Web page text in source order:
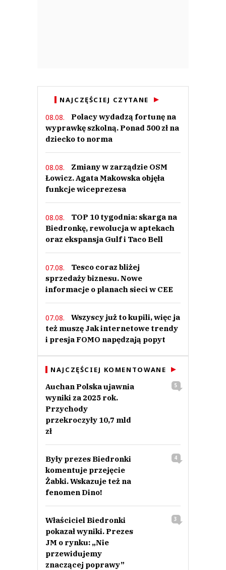
This comment was minimized by the moderator on the site
Chyba ktoś tu nie zna definicji słów 'sztuczna inteligencja'. Mam nadzieję że
ten kto tworzy te artykuły ma czasem wyrzuty sumienia, że ciągle ludzi w
błąd wprowadza
Groszek
0
Imię (Wymagane)
Anuluj
Prześlij komentarz
NAJCZĘŚCIEJ CZYTANE
08.08.
Polacy wydadzą fortunę na
wyprawkę szkolną. Ponad 500 zł na
dziecko to norma
08.08.
Zmiany w zarządzie OSM
Łowicz. Agata Makowska objęła
funkcje wiceprezesa
08.08.
TOP 10 tygodnia: skarga na
Biedronkę, rewolucja w aptekach
oraz ekspansja Gulf i Taco Bell
07.08.
Tesco coraz bliżej
sprzedaży biznesu. Nowe
informacje o planach sieci w CEE
07.08.
Wszyscy już to kupili, więc ja
też muszę Jak internetowe trendy
i presja FOMO napędzają popyt
NAJCZĘŚCIEJ KOMENTOWANE
Auchan Polska ujawnia
wyniki za 2025 rok.
Przychody
przekroczyły 10,7 mld
zł
5
Były prezes Biedronki
komentuje przejęcie
Żabki. Wskazuje też na
fenomen Dino!
4
Właściciel Biedronki
pokazał wyniki. Prezes
JM o rynku: „Nie
przewidujemy
znaczącej poprawy”
3